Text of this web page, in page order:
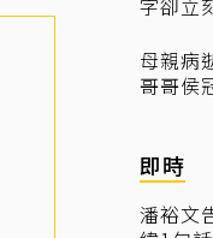
字卻立
母親病
哥哥侯
即時
潘裕文